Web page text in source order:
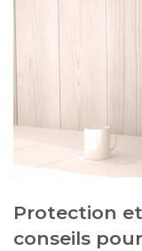
Protection
conseils